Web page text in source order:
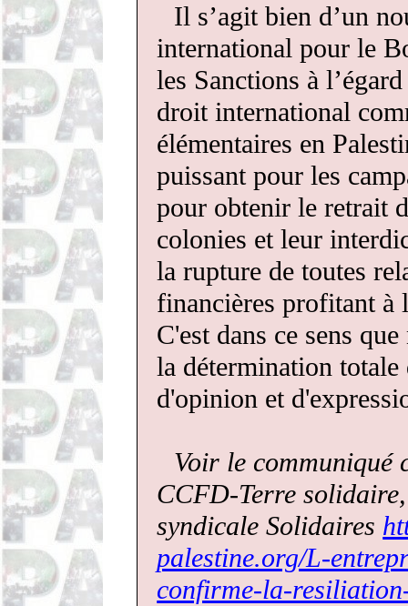
Il s’agit bien d’un
international pour le
les Sanctions à
droit international
élémentaires en
puissant pour les
pour obtenir le retrait
colonies et leur
la rupture de toutes
financières profitant à
C'est dans ce sens
la détermination
d'opinion et
Voir le communiqué
CCFD-Terre
syndicale Solidaires
palestine.org/L-
confirme-la-